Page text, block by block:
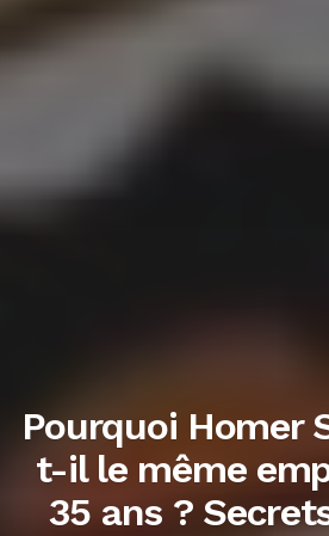
Pourquoi Homer
t-il le même
35 ans ?